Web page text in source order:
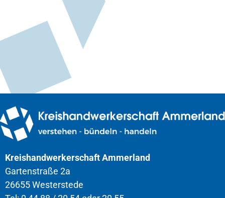
Kreishandwerkerschaft Ammerland
Gartenstraße 2a
26655 Westerstede